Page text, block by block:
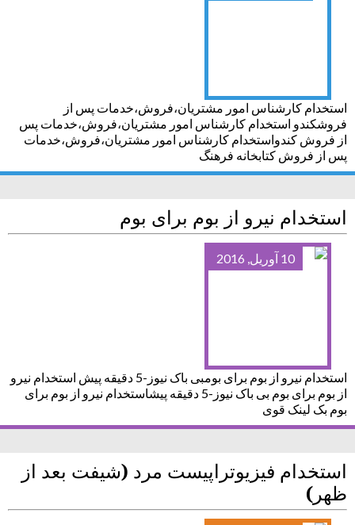
استخدام کارشناس امور مشتریان،فروش،خدمات پس از
فروشکندو استخدام کارشناس امور مشتریان،فروش،خدمات پس
از فروش کندواستخدام کارشناس امور مشتریان،فروش،خدمات
پس از فروش کتابخانه فرهنگ
استخدام نیرو از بوم برای بوم
10 آوریل, 2016
استخدام نیرو از بوم برای بومبی باک نیوز-5 دقیقه پیش استخدام نیرو
از بوم برای بوم بی باک نیوز-5 دقیقه پیشاستخدام نیرو از بوم برای
بوم بک لینک قوی
استخدام فیزیوتراپیست مرد (شیفت بعد از
ظهر)